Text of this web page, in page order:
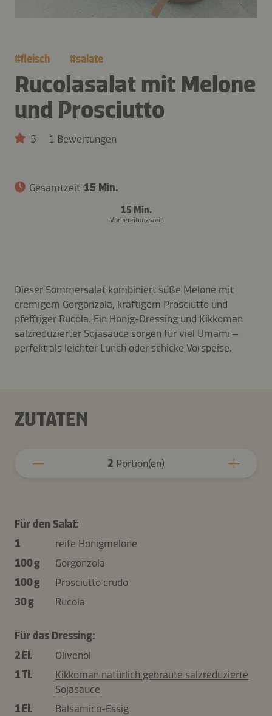
#fleisch #salate
Rucolasalat mit Melone
und Prosciutto
5 1 Bewertungen
Gesamtzeit 15 Min.
15 Min.
Vorbereitungszeit
Dieser Sommersalat kombiniert süße Melone mit
cremigem Gorgonzola, kräftigem Prosciutto und
pfeffriger Rucola. Ein Honig-Dressing und Kikkoman
salzreduzierter Sojasauce sorgen für viel Umami –
perfekt als leichter Lunch oder schicke Vorspeise.
ZUTATEN
2 Portion(en)
Für den Salat:
1
reife Honigmelone
100 g
Gorgonzola
100 g
Prosciutto crudo
30 g
Rucola
Für das Dressing:
2 EL
Olivenöl
1 TL
Kikkoman natürlich gebraute salzreduzierte
Sojasauce
1 EL
Balsamico-Essig